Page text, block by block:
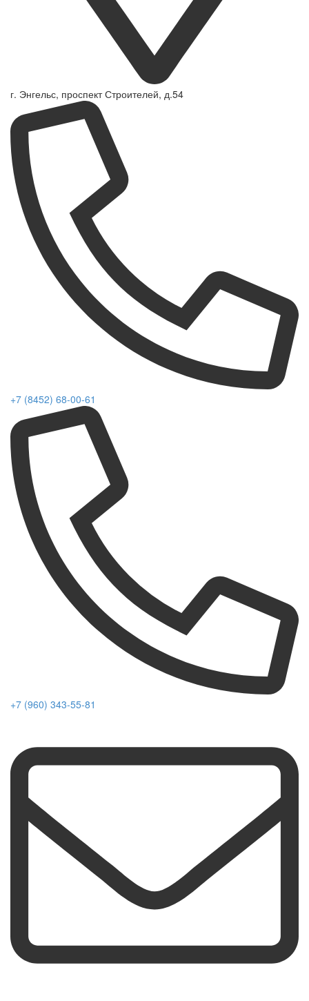
г. Энгельс, проспект Строителей, д.54
+7 (8452) 68-00-61
+7 (960) 343-55-81